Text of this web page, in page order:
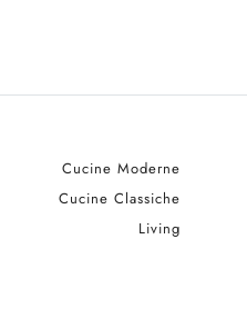
Cucine Moderne
Cucine Classiche
Living